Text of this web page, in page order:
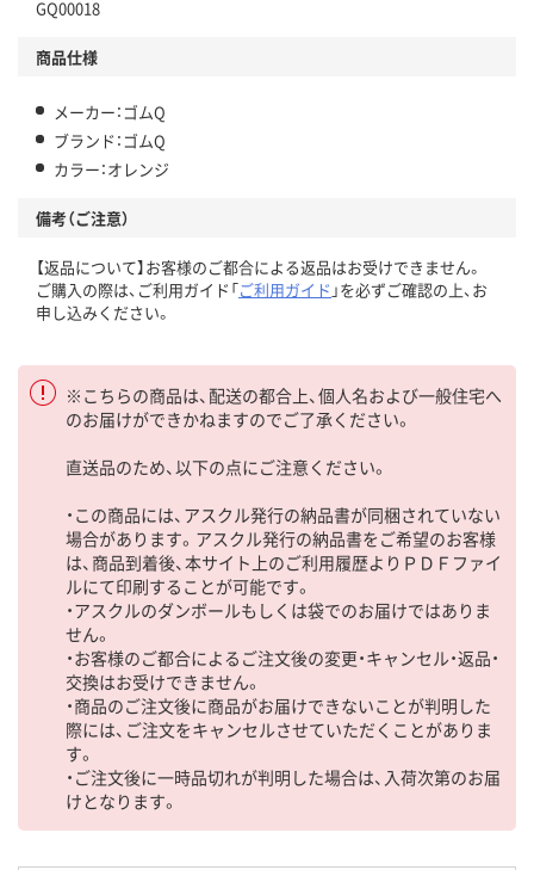
GQ00018
商品仕様
メーカー：ゴムQ
ブランド：ゴムQ
カラー：オレンジ
備考（ご注意）
【返品について】お客様のご都合による返品はお受けできません。
ご購入の際は、ご利用ガイド「ご利用ガイド 」を必ずご確認の上、お
申し込みください。
※こちらの商品は、配送の都合上、個人名および一般住宅へ
のお届けができかねますのでご了承ください。
直送品のため、以下の点にご注意ください。
・この商品には、アスクル発行の納品書が同梱されていない
場合があります。アスクル発行の納品書をご希望のお客様
は、商品到着後、本サイト上のご利用履歴よりＰＤＦファイ
ルにて印刷することが可能です。
・アスクルのダンボールもしくは袋でのお届けではありま
せん。
・お客様のご都合によるご注文後の変更・キャンセル・返品・
交換はお受けできません。
・商品のご注文後に商品がお届けできないことが判明した
際には、ご注文をキャンセルさせていただくことがありま
す。
・ご注文後に一時品切れが判明した場合は、入荷次第のお届
けとなります。